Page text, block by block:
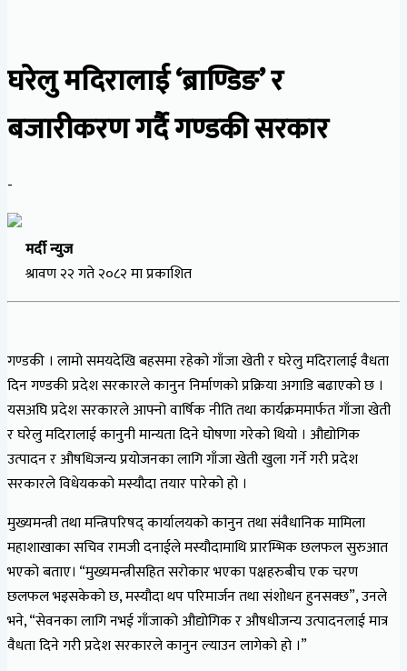
घरेलु मदिरालाई ‘ब्राण्डिङ’ र
बजारीकरण गर्दै गण्डकी सरकार
-
मर्दी न्युज
श्रावण २२ गते २०८२ मा प्रकाशित
गण्डकी । लामो समयदेखि बहसमा रहेको गाँजा खेती र घरेलु मदिरालाई वैधता
दिन गण्डकी प्रदेश सरकारले कानुन निर्माणको प्रक्रिया अगाडि बढाएको छ ।
यसअघि प्रदेश सरकारले आफ्नो वार्षिक नीति तथा कार्यक्रममार्फत गाँजा खेती
र घरेलु मदिरालाई कानुनी मान्यता दिने घोषणा गरेको थियो । औद्योगिक
उत्पादन र औषधिजन्य प्रयोजनका लागि गाँजा खेती खुला गर्ने गरी प्रदेश
सरकारले विधेयकको मस्यौदा तयार पारेको हो ।
मुख्यमन्त्री तथा मन्त्रिपरिषद् कार्यालयको कानुन तथा संवैधानिक मामिला
महाशाखाका सचिव रामजी दनाईले मस्यौदामाथि प्रारम्भिक छलफल सुरुआत
भएको बताए। “मुख्यमन्त्रीसहित सरोकार भएका पक्षहरुबीच एक चरण
छलफल भइसकेको छ, मस्यौदा थप परिमार्जन तथा संशोधन हुनसक्छ”, उनले
भने, “सेवनका लागि नभई गाँजाको औद्योगिक र औषधीजन्य उत्पादनलाई मात्र
वैधता दिने गरी प्रदेश सरकारले कानुन ल्याउन लागेको हो ।”